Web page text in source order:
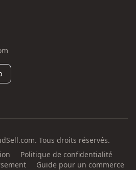
Tous droits réservés.
Politique de confidentialité
Guide pour un commerce